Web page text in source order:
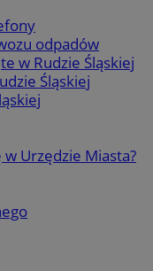
odpadów
w Rudzie Śląskiej
Śląskiej
w Urzędzie Miasta?